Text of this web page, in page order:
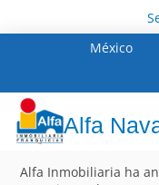
México
Alfa
Alfa Inmobiliaria ha